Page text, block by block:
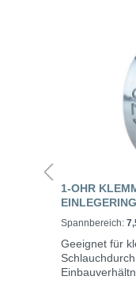
1-OHR
EINLEGERING
Spannbereich:
Geeignet für